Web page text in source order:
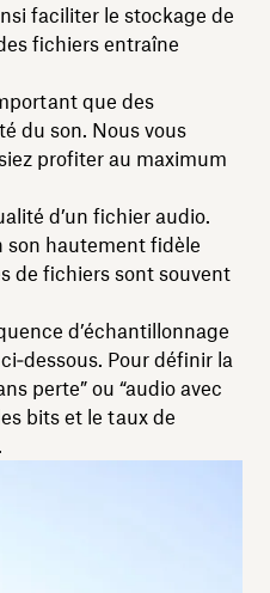
faciliter le stockage de
fichiers entraîne
que des
du son. Nous vous
profiter au maximum
d’un fichier audio.
son hautement fidèle
de fichiers sont souvent
d’échantillonnage
Pour définir la
perte” ou “audio avec
bits et le taux de